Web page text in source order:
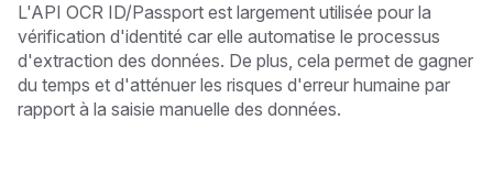
L'API OCR ID/Passport est largement utilisée pour la
vérification d'identité car elle automatise le processus
d'extraction des données. De plus, cela permet de gagner
du temps et d'atténuer les risques d'erreur humaine par
rapport à la saisie manuelle des données.